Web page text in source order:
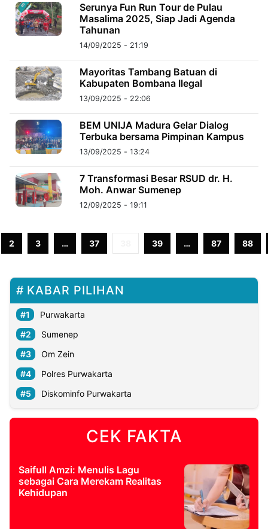
Kabarbaru.co
PT.
Kabarbaru
Media
Holding
Serunya Fun Run Tour de Pulau
Masalima 2025, Siap Jadi Agenda
Tahunan
14/09/2025 - 21:19
Mayoritas Tambang Batuan di
Kabupaten Bombana Ilegal
13/09/2025 - 22:06
BEM UNIJA Madura Gelar Dialog
Terbuka bersama Pimpinan Kampus
13/09/2025 - 13:24
7 Transformasi Besar RSUD dr. H.
Moh. Anwar Sumenep
12/09/2025 - 19:11
2 3 … 37 39 … 87 88
KABAR PILIHAN
Purwakarta
Sumenep
Om Zein
Polres Purwakarta
Diskominfo Purwakarta
CEK FAKTA
Saifull Amzi: Menulis Lagu
sebagai Cara Merekam Realitas
Kehidupan